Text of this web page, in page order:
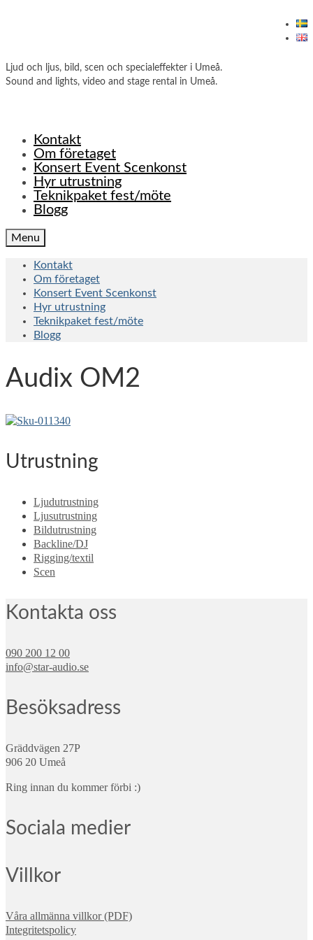
Ljud och ljus, bild, scen och specialeffekter i Umeå.
Sound and lights, video and stage rental in Umeå.
Kontakt
Om företaget
Konsert Event Scenkonst
Hyr utrustning
Teknikpaket fest/möte
Blogg
Menu
Kontakt
Om företaget
Konsert Event Scenkonst
Hyr utrustning
Teknikpaket fest/möte
Blogg
Audix OM2
Utrustning
Ljudutrustning
Ljusutrustning
Bildutrustning
Backline/DJ
Rigging/textil
Scen
Kontakta oss
090 200 12 00
info@star-audio.se
Besöksadress
Gräddvägen 27P
906 20 Umeå
Ring innan du kommer förbi :)
Sociala medier
Villkor
Våra allmänna villkor (PDF)
Integritetspolicy